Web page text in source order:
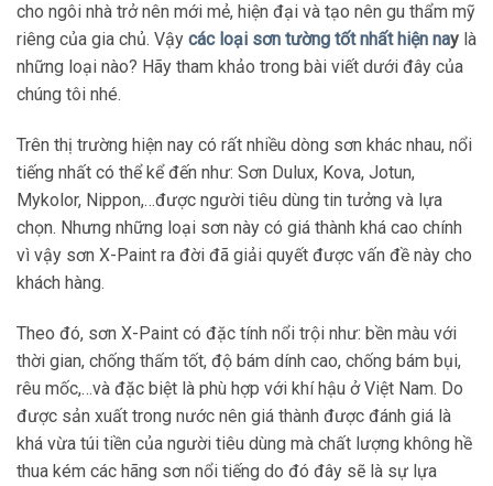
cho ngôi nhà trở nên mới mẻ, hiện đại và tạo nên gu thẩm mỹ
riêng của gia chủ. Vậy các loại sơn tường tốt nhất hiện nay là
những loại nào? Hãy tham khảo trong bài viết dưới đây của
chúng tôi nhé.
Trên thị trường hiện nay có rất nhiều dòng sơn khác nhau, nổi
tiếng nhất có thể kể đến như: Sơn Dulux, Kova, Jotun,
Mykolor, Nippon,…được người tiêu dùng tin tưởng và lựa
chọn. Nhưng những loại sơn này có giá thành khá cao chính
vì vậy sơn X-Paint ra đời đã giải quyết được vấn đề này cho
khách hàng.
Theo đó, sơn X-Paint có đặc tính nổi trội như: bền màu với
thời gian, chống thấm tốt, độ bám dính cao, chống bám bụi,
rêu mốc,…và đặc biệt là phù hợp với khí hậu ở Việt Nam. Do
được sản xuất trong nước nên giá thành được đánh giá là
khá vừa túi tiền của người tiêu dùng mà chất lượng không hề
thua kém các hãng sơn nổi tiếng do đó đây sẽ là sự lựa